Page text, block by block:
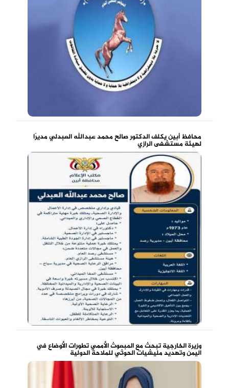
محافظ أبين يكلف الدكتور صالح محمد عبدالله العبدلي مديرًا
لهيئة مستشفى الرازي
وزيرة الخارجية تبحث مع المبعوث الأممي تطورات الأوضاع في
اليمن وتهديد مليشيات الحوثي للملاحة الدولية